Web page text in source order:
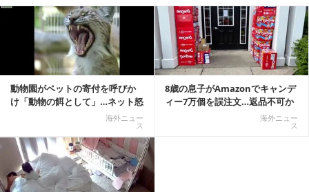
動物園がペットの寄付を呼びか
け「動物の餌として」…ネット怒
海外ニュー
ス
8歳の息子がAmazonでキャンデ
ィー7万個を誤注文…返品不可か
海外ニュー
ス
記事を読む